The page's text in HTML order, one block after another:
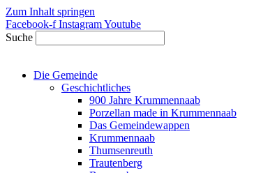
Zum Inhalt springen
Facebook-f InstagramYoutube
Suche
Die Gemeinde
Geschichtliches
900 Jahre Krummennaab
Porzellan made in Krummennaab
Das Gemeindewappen
Krummennaab
Thumsenreuth
Trautenberg